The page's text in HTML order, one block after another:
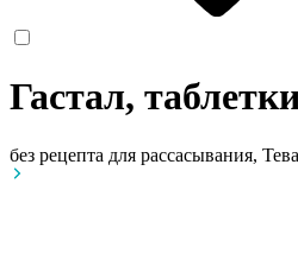
Гастал,
без рецепта для рассасывания,